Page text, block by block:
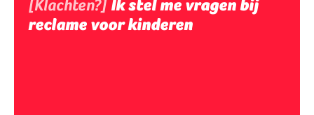
[Klachten?] Ik stel me vragen bij
reclame voor kinderen